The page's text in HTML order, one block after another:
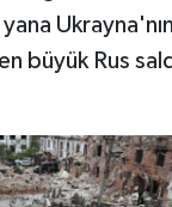
büyük Rus